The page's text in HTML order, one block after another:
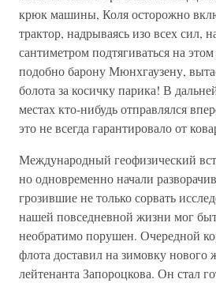
крюк машины, Коля осторожно
трактор, надрываясь изо всех сил,
сантиметром подтягиваться на
подобно барону Мюнхгаузену,
болота за косичку парика! В
местах кто-нибудь отправлялся
это не всегда гарантировало от
Международный геофизический
но одновременно начали
грозившие не только сорвать
нашей повседневной жизни мог
необратимо порушен. Очередной
флота доставил на зимовку нового
лейтенанта Запороцкова. Он стал